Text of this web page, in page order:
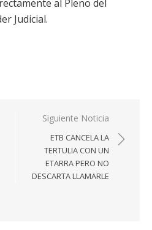
al Pleno del
Judicial.
Siguiente Noticia
ETB CANCELA LA
TERTULIA CON UN
ETARRA PERO NO
DESCARTA LLAMARLE